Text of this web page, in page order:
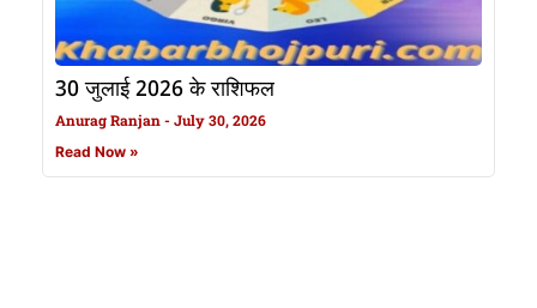
30 जुलाई 2026 के राशिफल
Anurag Ranjan July 30, 2026
Read Now »